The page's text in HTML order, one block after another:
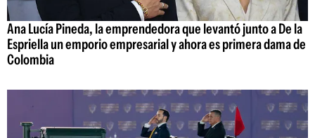
Ana Lucía Pineda, la emprendedora que levantó junto a De la
Espriella un emporio empresarial y ahora es primera dama de
Colombia